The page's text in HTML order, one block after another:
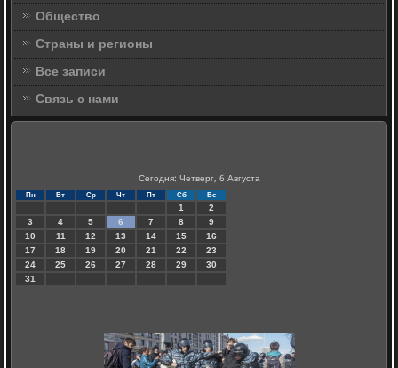
Общество
Страны и регионы
Все записи
Связь с нами
Сегодня: Четверг, 6 Августа
Пн Вт Ср Чт Пт Сб Вс
1
2
3
4 5 6 7 8
9
10
11 12 13 14 15
16
17
18 19 20 21 22
23
24
25 26 27 28 29
30
31